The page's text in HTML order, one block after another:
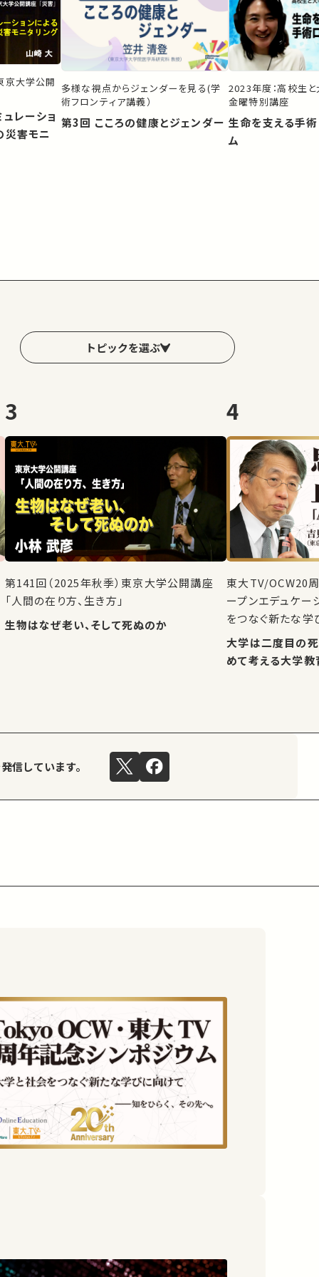
京大学公開
レーショ
災害モニ
多様な視点からジェンダーを見る(学
術フロンティア講義）
第3回 こころの健康とジェンダー
2023年度：高校生
金曜特別講座
生命を支える手
ム
トピックを選ぶ
3
第141回（2025年秋季）東京大学公開講座
「人間の在り方、生き方」
生物はなぜ老い、そして死ぬのか
4
東大TV/OCW20
ープンエデュケー
をつなぐ新たな学
大学は二度目の
めて考える大学
信しています。